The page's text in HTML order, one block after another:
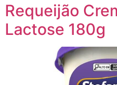
Requeijão
Lactose 180g